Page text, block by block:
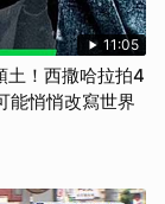
11:05
土！西撒哈拉拍4
能悄悄改寫世界